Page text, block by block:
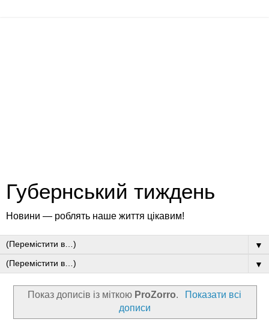
Губернський тиждень
Новини — роблять наше життя цікавим!
▼
▼
Показ дописів із міткою ProZorro.
Показати всі
дописи